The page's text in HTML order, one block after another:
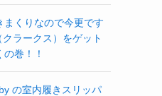
まくりなので今更です
ラークス）をゲット
巻！！
の室内履きスリッパ